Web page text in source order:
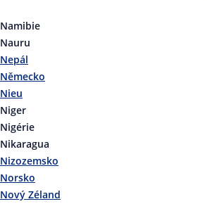
Namibie
Nauru
Nepál
Německo
Nieu
Niger
Nigérie
Nikaragua
Nizozemsko
Norsko
Nový Zéland